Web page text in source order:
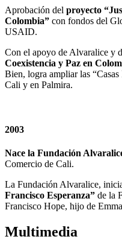
Aprobación del proyecto
Colombia” con fondos del
USAID.
Con el apoyo de Alvaralice y
Coexistencia y Paz en
Bien, logra ampliar las
Cali y en Palmira.
2003
Nace la Fundación
Comercio de Cali.
La Fundación Alvaralice,
Francisco Esperanza” de la
Francisco Hope, hijo de
Multimedia